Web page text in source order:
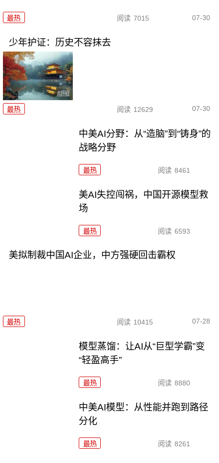
最热 阅读 7015 07-30
少年护证：历史不容抹去
最热 阅读 12629 07-30
中美AI分野：从“造脑”到“铸身”的
战略分野
最热 阅读 8461
美AI失控闯祸，中国开源模型救
场
最热 阅读 6593
美拟制裁中国AI企业，中方强硬回击霸权
最热 阅读 10415 07-28
模型蒸馏：让AI从“巨型学霸”变
“轻盈高手”
最热 阅读 8880
中美AI模型：从性能并跑到路径
分化
最热 阅读 8261